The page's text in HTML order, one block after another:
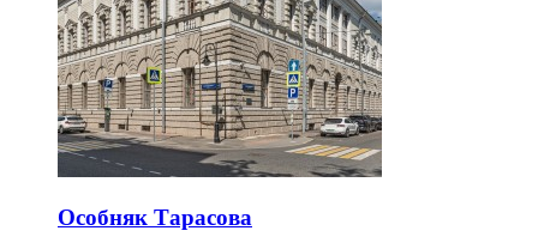
Особняк Тарасова